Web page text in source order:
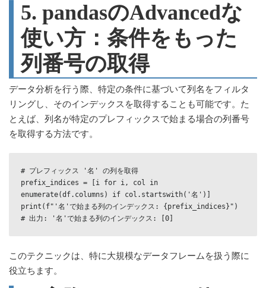
5. pandasのAdvancedな
使い方：条件をもった
列番号の取得
データ分析を行う際、特定の条件に基づいて列名をフィルタ
リングし、そのインデックスを取得することも可能です。た
とえば、列名が特定のプレフィックスで始まる場合の列番号
を取得する方法です。
# プレフィックス '名' の列を取得
prefix_indices = [i for i, col in
enumerate(df.columns) if col.startswith('名')]
print(f"'名'で始まる列のインデックス: {prefix_indices}")
このテクニックは、特に大規模なデータフレームを扱う際に
役立ちます。